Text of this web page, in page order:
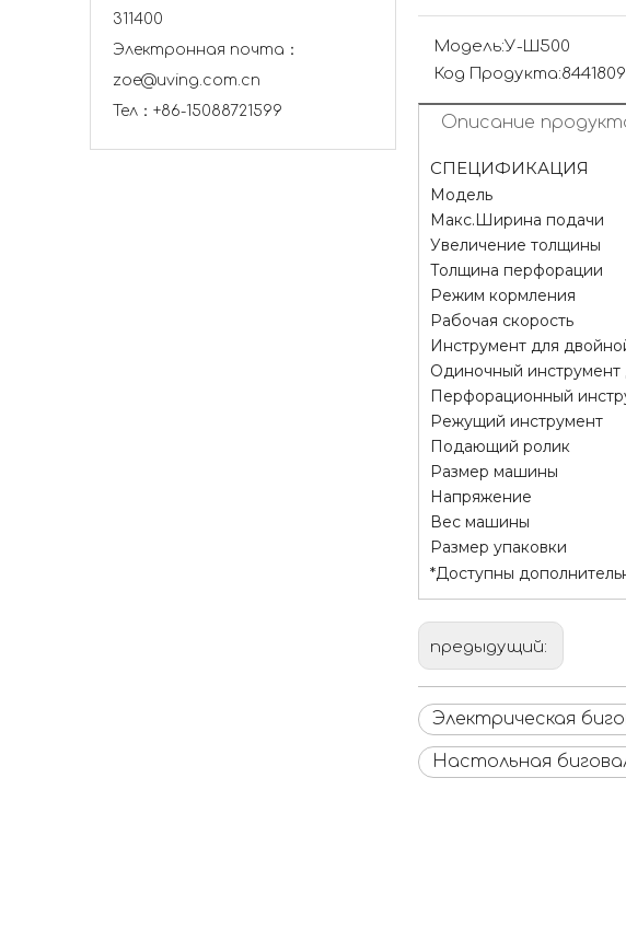
311400
Электронная почта：
zoe@uving.com.cn
Тел：+86-15088721599
Модель:У-Ш500
Код Продукта:
Описание
СПЕЦИФИКАЦИЯ
Модель
Макс.Ширина подачи
Увеличение толщины
Толщина перфорации
Режим кормления
Рабочая скорость
Инструмент для
Одиночный инструмент
Перфорационный
Режущий инструмент
Подающий ролик
Размер машины
Напряжение
Вес машины
Размер упаковки
*Доступны
предыдущий:
Электрическая
Настольная